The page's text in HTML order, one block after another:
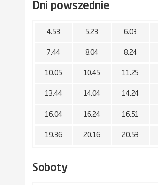
Dni powszednie
4.53 5.23 6.03
7.44 8.04 8.24
10.05 10.45 11.25
13.44 14.04 14.24
16.04 16.24 16.51
19.36 20.16 20.53
Soboty